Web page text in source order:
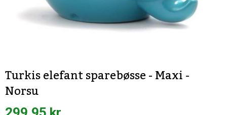
Turkis elefant sparebøsse - Maxi -
Norsu